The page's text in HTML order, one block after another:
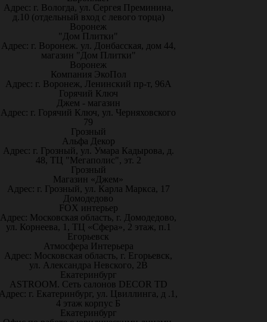
Адрес: г. Вологда, ул. Сергея Преминина,
д.10 (отдельный вход с левого торца)
Воронеж
"Дом Плитки"
Адрес: г. Воронеж. ул. Донбасская, дом 44,
магазин "Дом Плитки"
Воронеж
Компания ЭкоПол
Адрес: г. Воронеж, Ленинский пр-т, 96А
Горячий Ключ
Джем - магазин
Адрес: г. Горячий Ключ, ул. Черняховского
79
Грозный
Альфа Декор
Адрес: г. Грозный, ул. Умара Кадырова, д.
48, ТЦ "Мегаполис", эт. 2
Грозный
Магазин «Джем»
Адрес: г. Грозный, ул. Карла Маркса, 17
Домодедово
FOX интерьер
Адрес: Московская область, г. Домодедово,
ул. Корнеева, 1, ТЦ «Сфера», 2 этаж, п.1
Егорьевск
Атмосфера Интерьера
Адрес: Московская область, г. Егорьевск,
ул. Александра Невского, 2В
Екатеринбург
ASTROOM. Сеть салонов DECOR TD
г. Екатеринбург, ул. Цвиллинга, д .1,
4 этаж корпус Б
Екатеринбург